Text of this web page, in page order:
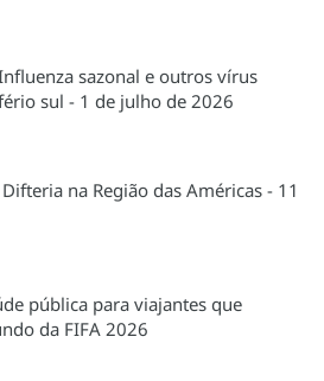
sazonal e outros vírus
sul - 1 de julho de 2026
na Região das Américas - 11
pública para viajantes que
da FIFA 2026